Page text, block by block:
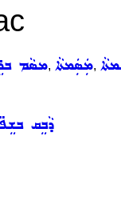
ܡܣܵܡ, ܡܲܣܲܡܬܵܐ,
ܕܵܒܸܩ